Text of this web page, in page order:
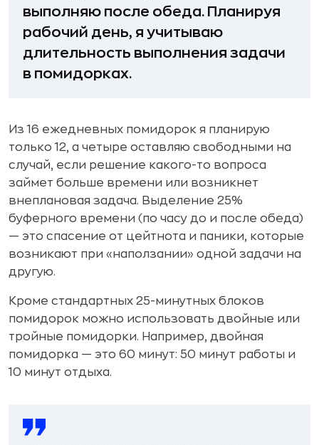
выполняю после обеда. Планируя
рабочий день, я учитываю
длительность выполнения задачи
в помидорках.
Из 16 ежедневных помидорок я планирую
только 12, а четыре оставляю свободными на
случай, если решение какого-то вопроса
займет больше времени или возникнет
внеплановая задача. Выделение 25%
буферного времени (по часу до и после обеда)
— это спасение от цейтнота и паники, которые
возникают при «наползании» одной задачи на
другую.
Кроме стандартных 25-минутных блоков
помидорок можно использовать двойные или
тройные помидорки. Например, двойная
помидорка — это 60 минут: 50 минут работы и
10 минут отдыха.